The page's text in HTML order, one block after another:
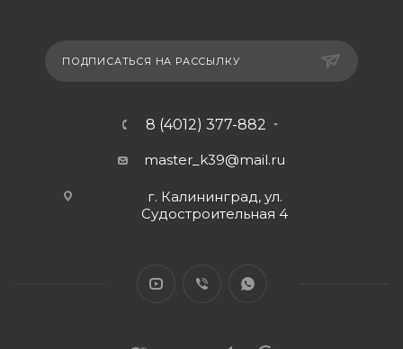
ПОДПИСАТЬСЯ НА РАССЫЛКУ
8 (4012) 377-882
master_k39@mail.ru
г. Калининград, ул.
Судостроительная 4